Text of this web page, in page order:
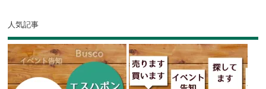
人気記事